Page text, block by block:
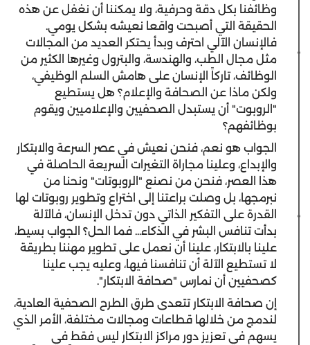
وظائفنا بكل دقة وحرفية، ولا يمكننا أن نغفل عن هذه
الحقيقة التي أصبحت واقعا نعيشه بشكل يومي.
فالإنسان الآلي احترف وبدأ يحتكر العديد من المجالات
مثل مجال الطب، والهندسة، والبترول وغيرها الكثير من
الوظائف، تاركاً الإنسان على هامش السلم الوظيفي،
ولكن ماذا عن الصحافة والإعلام؟ هل يستطيع
"الروبوت" أن يستبدل الصحفيين والإعلاميين ويقوم
بوظائفهم؟
الجواب هو نعم، فنحن نعيش في عصر السرعة والابتكار
والإبداع، وعلينا مجاراة التغيرات السريعة الحاصلة في
هذا العصر، فنحن من نصنع "الروبوتات" ونحنا من
نبرمجها، بل وصلت براعتنا إلى اختراع وتطوير روبوتات لها
القدرة على التفكير الذاتي دون تدخل الإنسان، فالآلة
بدأت تنافس البشر في الذكاء... فما الحل؟ الجواب بسيط،
علينا بالابتكار، علينا أن نعمل على تطوير مهننا بطريقة
لا تستطيع الآلة أن تنافسنا فيها، وعليه يجب علينا
كصحفيين أن نمارس "صحافة الابتكار".
إن صحافة الابتكار تتعدى طرق الطرح الصحفية العادية،
لندمج من خلالها قطاعات ومجالات مختلفة، الأمر الذي
يسهم في تعزيز دور مراكز الابتكار ليس فقط في